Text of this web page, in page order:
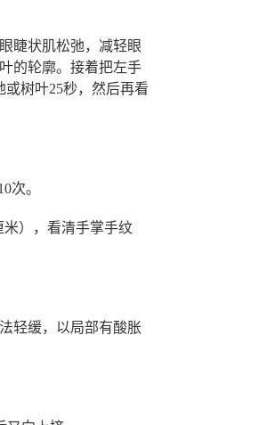
睫状肌松弛，减轻眼
的轮廓。接着把左手
或树叶25秒，然后再看
次。
米），看清手掌手纹
轻缓，以局部有酸胀